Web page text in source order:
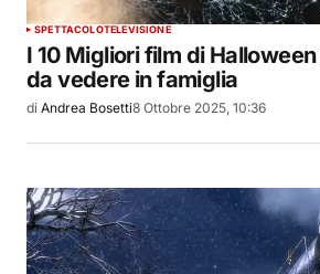
SPETTACOLOTELEVISIONE
I 10 Migliori film di
da vedere in famiglia
di Andrea Bosetti8 Ottobre 2025, 10:36